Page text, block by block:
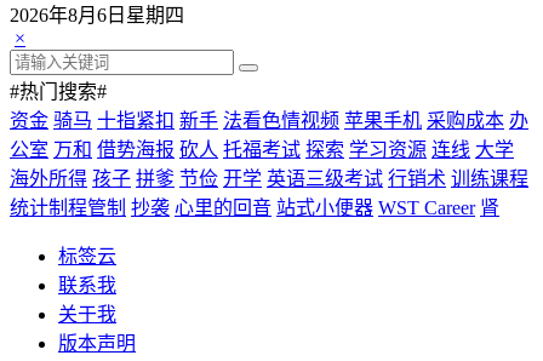
2026年8月6日星期四
×
#热门搜索#
资金 骑马 十指紧扣 新手 法看色情视频 苹果手机 采购成本 办
公室 万和 借势海报 砍人 托福考试 探索 学习资源 连线 大学
海外所得 孩子 拼爹 节俭 开学 英语三级考试 行销术 训练课程
统计制程管制 抄袭 心里的回音 站式小便器 WST Career 肾
标签云
联系我
关于我
版本声明